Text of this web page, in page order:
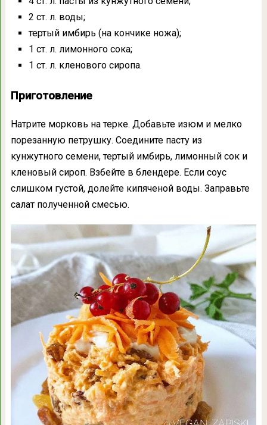
2 ст. л. воды;
тертый имбирь (на кончике ножа);
1 ст. л. лимонного сока;
1 ст. л. кленового сиропа.
Приготовление
Натрите морковь на терке. Добавьте изюм и мелко
порезанную петрушку. Соедините пасту из
кунжутного семени, тертый имбирь, лимонный сок и
кленовый сироп. Взбейте в блендере. Если соус
слишком густой, долейте кипяченой воды. Заправьте
салат полученной смесью.